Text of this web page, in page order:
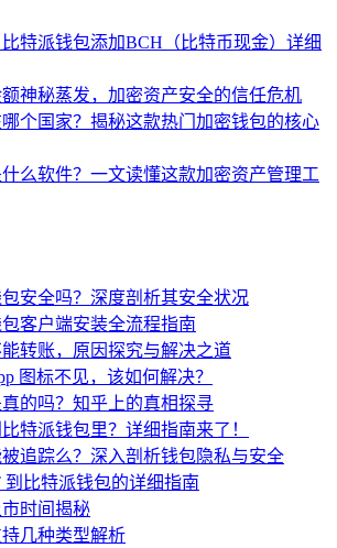
特派钱包添加BCH（比特币现金）详细
神秘蒸发，加密资产安全的信任危机
个国家？揭秘这款热门加密钱包的核心
么软件？一文读懂这款加密资产管理工
安全吗？深度剖析其安全状况
客户端安装全流程指南
转账，原因探究与解决之道
图标不见，该如何解决？
的吗？知乎上的真相探寻
特派钱包里？详细指南来了！
追踪么？深入剖析钱包隐私与安全
到比特派钱包的详细指南
时间揭秘
几种类型解析